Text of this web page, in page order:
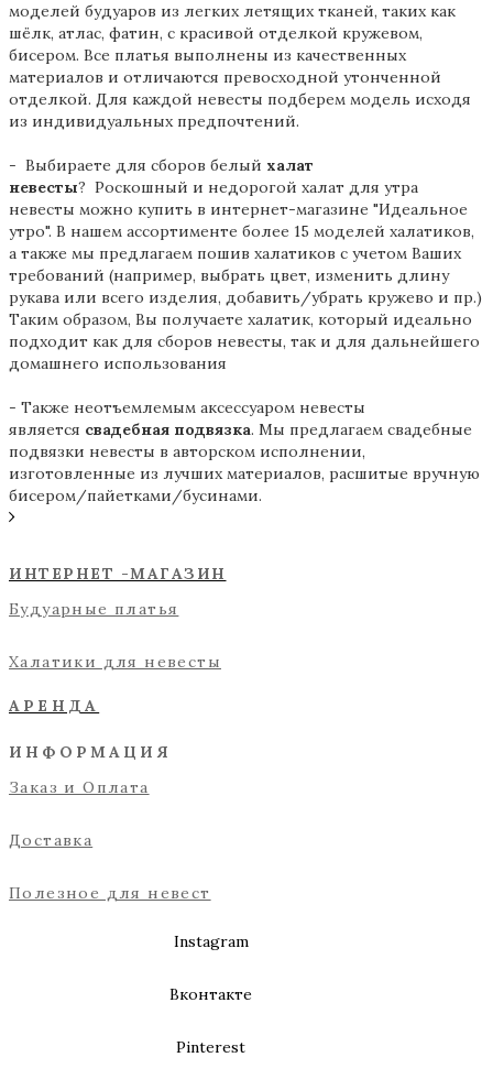
моделей будуаров из легких летящих тканей, таких как
шёлк, атлас, фатин, с красивой отделкой кружевом,
бисером. Все платья выполнены из качественных
материалов и отличаются превосходной утонченной
отделкой. Для каждой невесты подберем модель исходя
из индивидуальных предпочтений.
- Выбираете для сборов белый халат
невесты? Роскошный и недорогой халат для утра
невесты можно купить в интернет-магазине "Идеальное
утро". В нашем ассортименте более 15 моделей халатиков,
а также мы предлагаем пошив халатиков с учетом Ваших
требований (например, выбрать цвет, изменить длину
рукава или всего изделия, добавить/убрать кружево и пр.)
Таким образом, Вы получаете халатик, который идеально
подходит как для сборов невесты, так и для дальнейшего
домашнего использования
- Также неотъемлемым аксессуаром невесты
является свадебная подвязка. Мы предлагаем свадебные
подвязки невесты в авторском исполнении,
изготовленные из лучших материалов, расшитые вручную
бисером/пайетками/бусинами.
ИНТЕРНЕТ -МАГАЗИН
Будуарные платья
Халатики для невесты
АРЕНДА
ИНФОРМАЦИЯ
Заказ и Оплата
Доставка
Полезное для невест
Instagram
Вконтакте
Pinterest